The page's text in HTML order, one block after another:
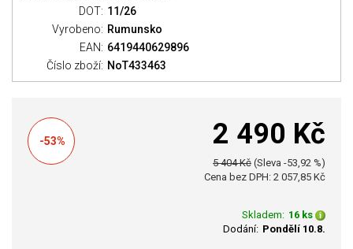
DOT: 11/26
Vyrobeno: Rumunsko
EAN: 6419440629896
Číslo zboží: NoT433463
-53% 2 490 Kč
5 404 Kč (Sleva -53,92 %)
Cena bez DPH: 2 057,85 Kč
Skladem: 16 ks
Dodání: Pondělí 10.8.